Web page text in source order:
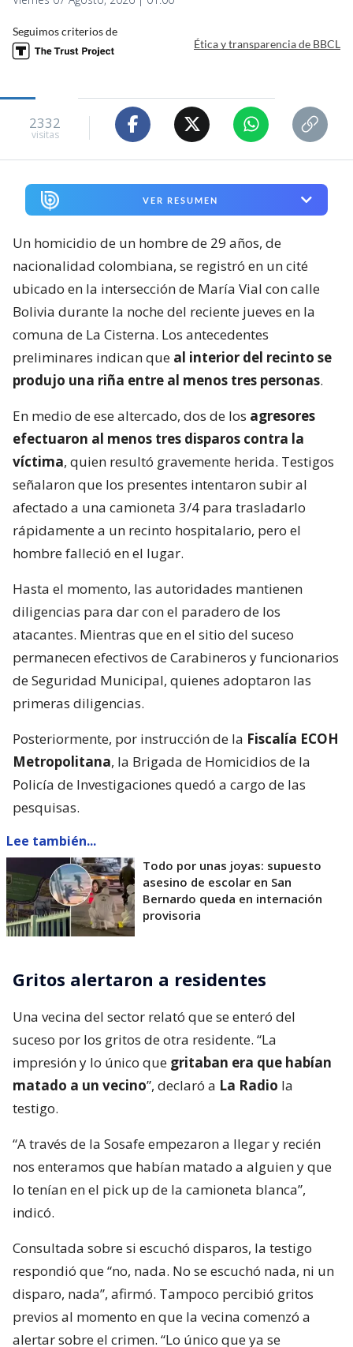
Seguimos criterios de
Ética y transparencia de BBCL
2332
visitas
VER RESUMEN
Un homicidio de un hombre de 29 años, de
nacionalidad colombiana, se registró en un cité
ubicado en la intersección de María Vial con calle
Bolivia durante la noche del reciente jueves en la
comuna de La Cisterna. Los antecedentes
preliminares indican que al interior del recinto se
produjo una riña entre al menos tres personas.
En medio de ese altercado, dos de los agresores
efectuaron al menos tres disparos contra la
víctima, quien resultó gravemente herida. Testigos
señalaron que los presentes intentaron subir al
afectado a una camioneta 3/4 para trasladarlo
rápidamente a un recinto hospitalario, pero el
hombre falleció en el lugar.
Hasta el momento, las autoridades mantienen
diligencias para dar con el paradero de los
atacantes. Mientras que en el sitio del suceso
permanecen efectivos de Carabineros y funcionarios
de Seguridad Municipal, quienes adoptaron las
primeras diligencias.
Posteriormente, por instrucción de la Fiscalía ECOH
Metropolitana, la Brigada de Homicidios de la
Policía de Investigaciones quedó a cargo de las
pesquisas.
Lee también...
Todo por unas joyas: supuesto
asesino de escolar en San
Bernardo queda en internación
provisoria
Gritos alertaron a residentes
Una vecina del sector relató que se enteró del
suceso por los gritos de otra residente. “La
impresión y lo único que gritaban era que habían
matado a un vecino”, declaró a La Radio la
testigo.
“A través de la Sosafe empezaron a llegar y recién
nos enteramos que habían matado a alguien y que
lo tenían en el pick up de la camioneta blanca”,
indicó.
Consultada sobre si escuchó disparos, la testigo
respondió que “no, nada. No se escuchó nada, ni un
disparo, nada”, afirmó. Tampoco percibió gritos
previos al momento en que la vecina comenzó a
alertar sobre el crimen. “Lo único que ya se